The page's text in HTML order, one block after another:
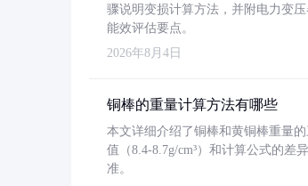
骤说明变损计算方法，并附电力变
能效评估要点。
2026年8月4日
铜棒的重量计算方法有哪些
本文详细介绍了铜棒和黄铜棒重量
值（8.4-8.7g/cm³）和计算公式的差
准。